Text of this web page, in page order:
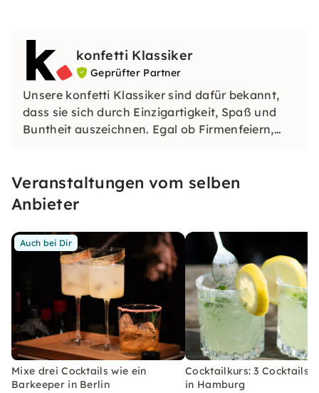
konfetti Klassiker
Geprüfter Partner
Unsere konfetti Klassiker sind dafür bekannt,
dass sie sich durch Einzigartigkeit, Spaß und
Buntheit auszeichnen. Egal ob Firmenfeiern,
erleben, welches Du so schnell nicht vergessen
wirst.
Veranstaltungen vom selben
Anbieter
Auch bei Dir
Mixe drei Cocktails wie ein
Barkeeper in Berlin
Cocktailkurs: 3 Cocktails
in Hamburg